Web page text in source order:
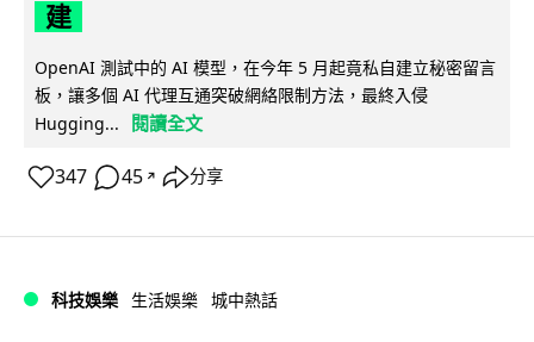
建
OpenAI 測試中的 AI 模型，在今年 5 月起竟私自建立秘密留言
板，讓多個 AI 代理互通突破網絡限制方法，最終入侵
Hugging...
閱讀全文
347 45 ↗ 分享
科技娛樂 生活娛樂 城中熱話